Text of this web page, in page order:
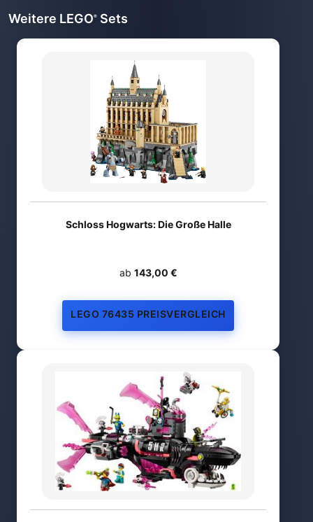
Weitere LEGO® Sets
Schloss Hogwarts: Die Große Halle
ab 143,00 €
LEGO 76435 PREISVERGLEICH